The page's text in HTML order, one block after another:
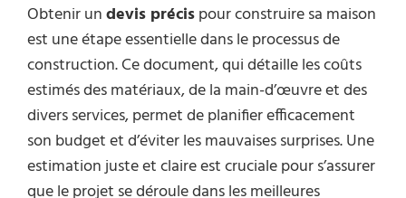
Obtenir undevis précispour construire sa maison
est une étape essentielle dans le processus de
construction. Ce document, qui détaille les coûts
estimés des matériaux, de la main-d’œuvre et des
divers services, permet de planifier efficacement
son budget et d’éviter les mauvaises surprises. Une
estimation juste et claire est cruciale pour s’assurer
que le projet se déroule dans les meilleures